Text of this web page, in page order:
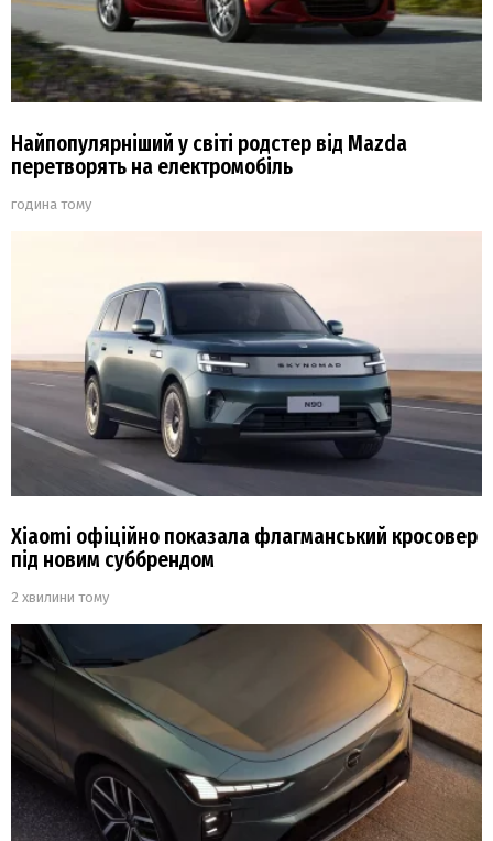
Найпопулярніший у світі родстер від Mazda
перетворять на електромобіль
година тому
Xiaomi офіційно показала флагманський кросовер
під новим суббрендом
2 хвилини тому